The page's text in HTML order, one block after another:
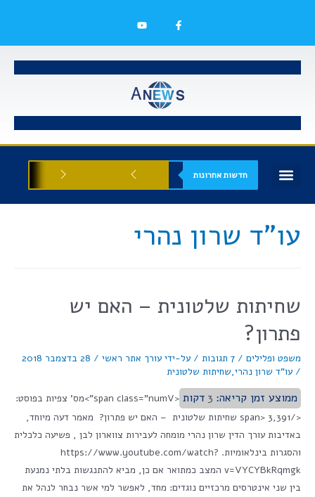
חדשות אחרונות
עו"ד שרון נהרי
שחיתות שלטונית – האם יש
פתרון?
משפט ופלילים / 7 תגובות / על-ידי עורך אתר ראשי / 28 בדצמבר 2018
/ עו"ד שרון נהרי,שחיתות שלטונית
ממוצע זמן קריאה: 3 דקות
<span class="numV">מס' צפיות בפוסט:
</span> 3,391 שחיתות שלטונית – האם יש פתרון? מאמר דעה מיוחד,
באדיבות עורך הדין שרון נהרי מומחה לעבירות צווארון לבן , פשיעה כלכלית
והסגרות בינלאומיות. https://www.youtube.com/watch?
v=VYCYBkRqmgk המצב כמתואר אם כן, מביא להתנגשות בלתי נמנעת
בין שני אינטרסים מרכזיים נוגדים: מחד, לאפשר למי אשר נבחר לנהל את